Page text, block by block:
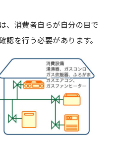
、消費者自らが自分の目で
を行う必要があります。